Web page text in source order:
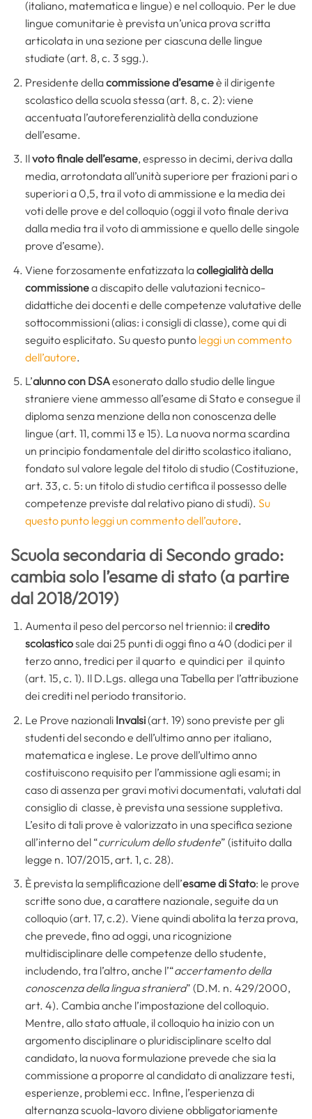
(italiano, matematica e lingue) e nel colloquio. Per le due
lingue comunitarie è prevista un’unica prova scritta
articolata in una sezione per ciascuna delle lingue
studiate (art. 8, c. 3 sgg.).
Presidente dellacommissione d’esameè il dirigente
scolastico della scuola stessa (art. 8, c. 2): viene
accentuata l’autoreferenzialità della conduzione
dell’esame.
Ilvoto finale dell’esame, espresso in decimi, deriva dalla
media, arrotondata all’unità superiore per frazioni pari o
superiori a 0,5, tra il voto di ammissione e la media dei
voti delle prove e del colloquio (oggi il voto finale deriva
dalla media tra il voto di ammissione e quello delle singole
prove d’esame).
Viene forzosamente enfatizzata lacollegialità della
commissionea discapito delle valutazioni tecnico-
didattiche dei docenti e delle competenze valutative delle
sottocommissioni (alias: i consigli di classe), come qui di
seguito esplicitato. Su questo punto leggi un commento
dell’autore.
L’alunno con DSAesonerato dallo studio delle lingue
straniere viene ammesso all’esame di Stato e consegue il
diploma senza menzione della non conoscenza delle
lingue (art. 11, commi 13 e 15). La nuova norma scardina
un principio fondamentale del diritto scolastico italiano,
fondato sul valore legale del titolo di studio (Costituzione,
art. 33, c. 5: un titolo di studio certifica il possesso delle
competenze previste dal relativo piano di studi). Su
questo punto leggi un commento dell’autore.
Scuola secondaria di Secondo grado:
cambia solo l’esame di stato (a partire
dal 2018/2019)
Aumenta il peso del percorso nel triennio: ilcredito
scolasticosale dai 25 punti di oggi fino a 40 (dodici per il
terzo anno, tredici per il quarto e quindici per il quinto
(art. 15, c. 1). Il D.Lgs. allega una Tabella per l’attribuzione
dei crediti nel periodo transitorio.
Le Prove nazionali Invalsi(art. 19) sono previste per gli
studenti del secondo e dell’ultimo anno per italiano,
matematica e inglese. Le prove dell’ultimo anno
costituiscono requisito per l’ammissione agli esami; in
caso di assenza per gravi motivi documentati, valutati dal
consiglio di classe, è prevista una sessione suppletiva.
L’esito di tali prove è valorizzato in una specifica sezione
all’interno del “curriculum dello studente” (istituito dalla
legge n. 107/2015, art. 1, c. 28).
È prevista la semplificazione dell’esame di Stato: le prove
scritte sono due, a carattere nazionale, seguite da un
colloquio (art. 17, c.2). Viene quindi abolita la terza prova,
che prevede, fino ad oggi, una ricognizione
multidisciplinare delle competenze dello studente,
includendo, tra l’altro, anche l’“accertamento della
conoscenza della lingua straniera” (D.M. n. 429/2000,
art. 4). Cambia anche l’impostazione del colloquio.
Mentre, allo stato attuale, il colloquio ha inizio con un
argomento disciplinare o pluridisciplinare scelto dal
candidato, la nuova formulazione prevede che sia la
commissione a proporre al candidato di analizzare testi,
esperienze, problemi ecc. Infine, l’esperienza di
alternanza scuola-lavoro diviene obbligatoriamente